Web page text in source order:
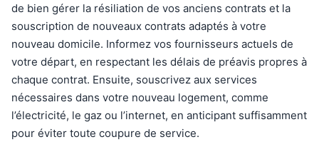
de bien gérer la résiliation de vos anciens contrats et la
souscription de nouveaux contrats adaptés à votre
nouveau domicile. Informez vos fournisseurs actuels de
votre départ, en respectant les délais de préavis propres à
chaque contrat. Ensuite, souscrivez aux services
nécessaires dans votre nouveau logement, comme
l’électricité, le gaz ou l’internet, en anticipant suffisamment
pour éviter toute coupure de service.